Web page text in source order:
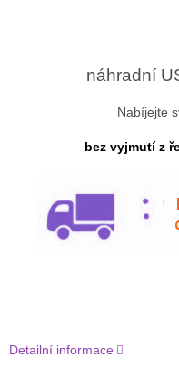
náhradní
Nabíjejte
bez vyjmutí z
Detailní informace